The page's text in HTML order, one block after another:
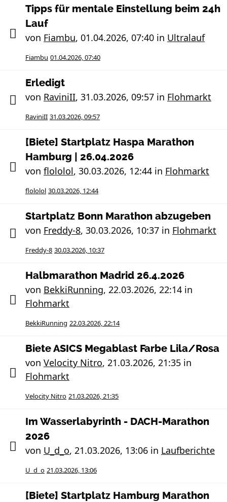
Tipps für mentale Einstellung beim 24h
Lauf
von Fiambu, 01.04.2026, 07:40 in Ultralauf
Fiambu 01.04.2026, 07:40
Erledigt
von RaviniII, 31.03.2026, 09:57 in Flohmarkt
RaviniII 31.03.2026, 09:57
[Biete] Startplatz Haspa Marathon
Hamburg | 26.04.2026
von flololol, 30.03.2026, 12:44 in Flohmarkt
flololol 30.03.2026, 12:44
Startplatz Bonn Marathon abzugeben
von Freddy-8, 30.03.2026, 10:37 in Flohmarkt
Freddy-8 30.03.2026, 10:37
Halbmarathon Madrid 26.4.2026
von BekkiRunning, 22.03.2026, 22:14 in
Flohmarkt
BekkiRunning 22.03.2026, 22:14
Biete ASICS Megablast Farbe Lila/Rosa
von Velocity Nitro, 21.03.2026, 21:35 in
Flohmarkt
Velocity Nitro 21.03.2026, 21:35
Im Wasserlabyrinth - DACH-Marathon
2026
von U_d_o, 21.03.2026, 13:06 in Laufberichte
U_d_o 21.03.2026, 13:06
[Biete] Startplatz Hamburg Marathon